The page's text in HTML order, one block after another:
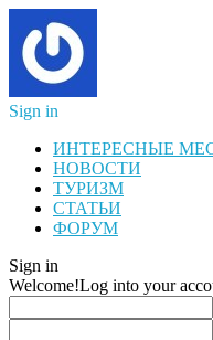
Sign in
ИНТЕРЕСНЫЕ
НОВОСТИ
ТУРИЗМ
СТАТЬИ
ФОРУМ
Sign in
Welcome!Log into your